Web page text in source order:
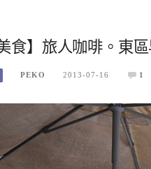
美食】旅人咖啡。東
PEKO 2013-07-16 1